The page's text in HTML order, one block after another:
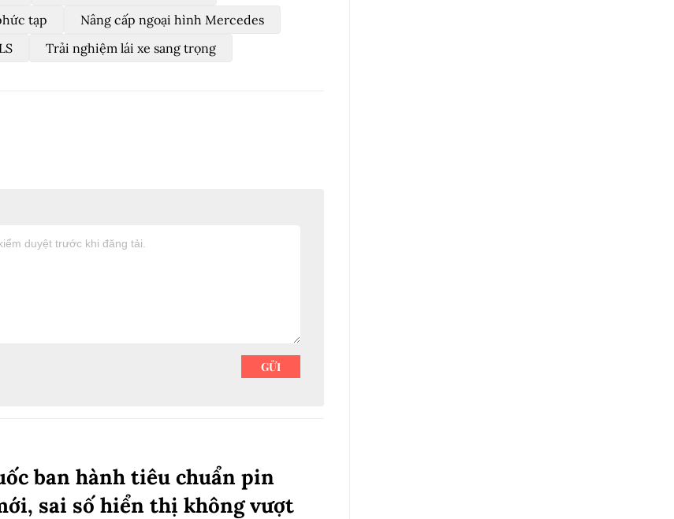
tạp
Nâng cấp ngoại hình Mercedes
Trải nghiệm lái xe sang trọng
ban hành tiêu chuẩn pin
sai số hiển thị không vượt